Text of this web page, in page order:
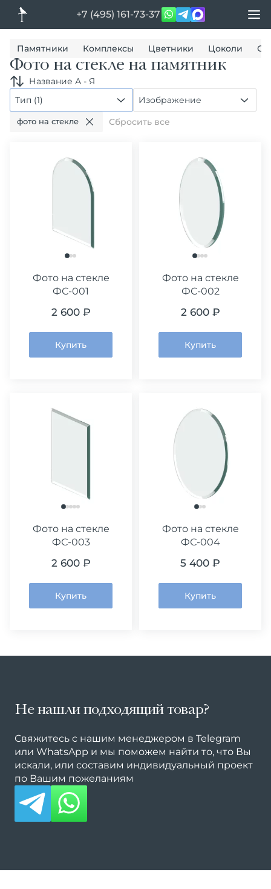
+7 (495) 161-73-37
Памятники Комплексы Цветники Цоколи
Фото на стекле на памятник
Название А - Я
Тип (1)
Изображение
фото на стекле Сбросить все
Фото на стекле
ФС-001
2 600 ₽
Купить
Фото на стекле
ФС-002
2 600 ₽
Купить
Фото на стекле
ФС-003
2 600 ₽
Купить
Фото на стекле
ФС-004
5 400 ₽
Купить
Не нашли подходящий товар?
Свяжитесь с нашим менеджером в Telegram
или WhatsApp и мы поможем найти то, что Вы
искали, или составим индивидуальный проект
по Вашим пожеланиям